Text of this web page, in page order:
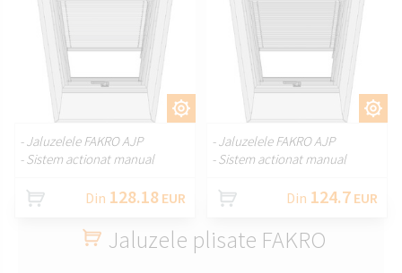
- Jaluzelele FAKRO AJP
- Sistem actionat manual
Din 128.18 EUR
- Jaluzelele FAKRO AJP
- Sistem actionat manual
Din 124.7 EUR
Jaluzele plisate FAKRO